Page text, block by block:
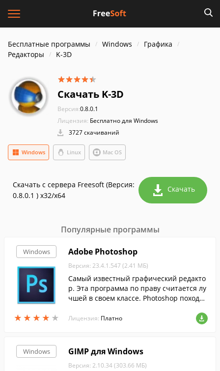
Бесплатные программы Windows
Графика
Редакторы
K-3D
Скачать K-3D
Версия:0.8.0.1
Лицензия: Бесплатно для Windows
3727 скачиваний
Windows Linux Mac OS
Скачать с сервера Freesoft (Версия:
0.8.0.1 ) x32/x64
Скачать
Популярные программы
Windows
★ ★ ★ ★ ★
★ ★ ★ ★ ★
Adobe Photoshop
Версия: 23.4.1.547 (2.41 МБ)
Самый известный графический редакто
р. Эта программа по праву считается лу
чшей в своем классе. Photoshop походит
веб-дизайна и много другого.
Лицензия: Платно
Windows GIMP для Windows
Версия: 2.10.34 (303.66 МБ)